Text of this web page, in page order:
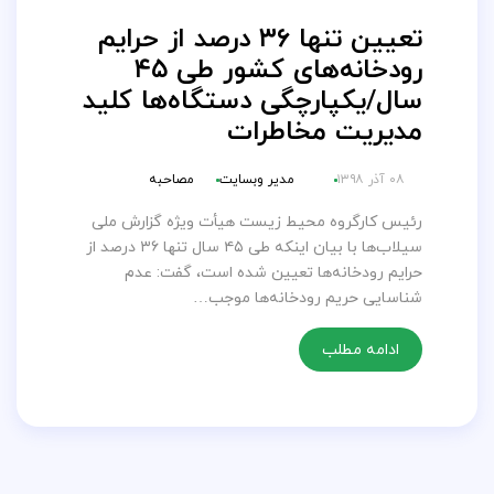
تعیین تنها ۳۶ درصد از حرایم
رودخانه‌های کشور طی ۴۵
سال/یکپارچگی دستگاه‌ها کلید
مدیریت مخاطرات
۰۸ آذر ۱۳۹۸ مدیر وبسایت مصاحبه
رئیس کارگروه محیط زیست هیأت ویژه گزارش ملی
سیلاب‌ها با بیان اینکه طی ۴۵ سال تنها ۳۶ درصد از
حرایم رودخانه‌ها تعیین شده است، گفت: عدم
شناسایی حریم رودخانه‌ها موجب…
ادامه مطلب